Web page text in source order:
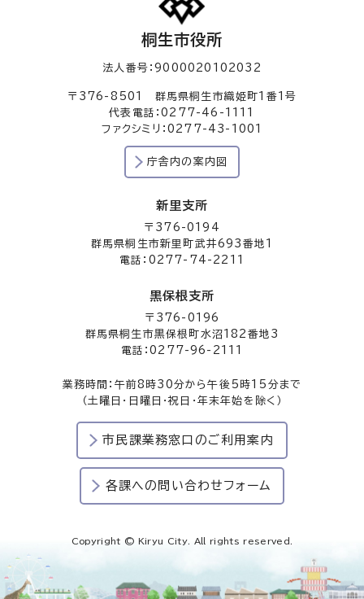
桐生市役所
法人番号：9000020102032
〒376-8501 群馬県桐生市織姫町1番1号
代表電話：0277-46-1111
ファクシミリ：0277-43-1001
庁舎内の案内図
新里支所
〒376-0194
群馬県桐生市新里町武井693番地1
電話：0277-74-2211
黒保根支所
〒376-0196
群馬県桐生市黒保根町水沼182番地3
電話：0277-96-2111
業務時間：午前8時30分から午後5時15分まで
（土曜日・日曜日・祝日・年末年始を除く）
市民課業務窓口のご利用案内
各課への問い合わせフォーム
Copyright © Kiryu City. All rights reserved.